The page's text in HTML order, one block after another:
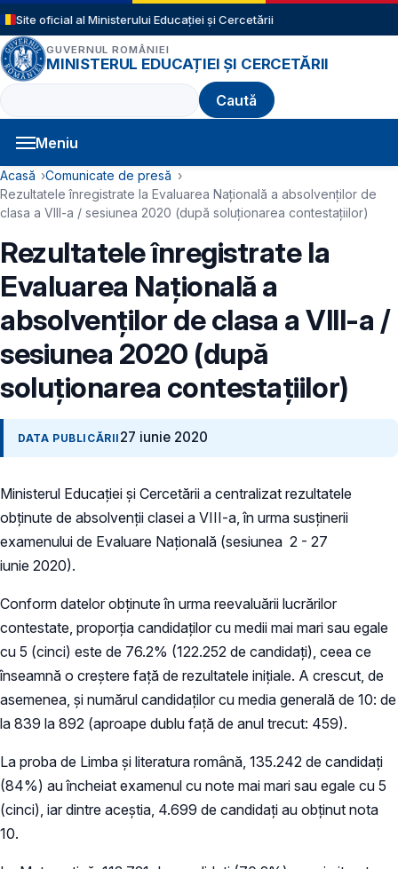
Sari la conținutul principal
Site oficial al Ministerului Educației și Cercetării
GUVERNUL ROMÂNIEI
MINISTERUL EDUCAȚIEI ȘI CERCETĂRII
Caută
Meniu
Navigație principală
Cale de navigare
Acasă
Comunicate de presă
Rezultatele înregistrate la Evaluarea Națională a absolvenților de
clasa a VIII-a / sesiunea 2020 (după soluționarea contestațiilor)
Rezultatele înregistrate la
Evaluarea Națională a
absolvenților de clasa a VIII-a /
sesiunea 2020 (după
soluționarea contestațiilor)
DATA PUBLICĂRII 27 iunie 2020
Ministerul Educației și Cercetării a centralizat rezultatele
obținute de absolvenții clasei a VIII-a, în urma susținerii
examenului de Evaluare Națională (sesiunea 2 - 27
iunie 2020).
Conform datelor obținute în urma reevaluării lucrărilor
contestate, proporția candidaților cu medii mai mari sau egale
cu 5 (cinci) este de 76.2% (122.252 de candidați), ceea ce
înseamnă o creștere față de rezultatele inițiale. A crescut, de
asemenea, și numărul candidaților cu media generală de 10: de
la 839 la 892 (aproape dublu față de anul trecut: 459).
La proba de Limba și literatura română, 135.242 de candidați
(84%) au încheiat examenul cu note mai mari sau egale cu 5
(cinci), iar dintre aceștia, 4.699 de candidați au obținut nota
10.